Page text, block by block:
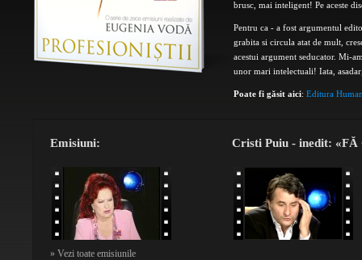
brusc, mai inteligent! Pe aceste
Pentru ca - a fost argumentul
grabita si circula atat de mult,
acestui argument seducator. Mi-
unor mari intelectuali! Iata,
Poate fi găsit aici: Editura
Emisiuni:
» Vezi toate emisiunile
Cristi Puiu - inedit: «FĂ